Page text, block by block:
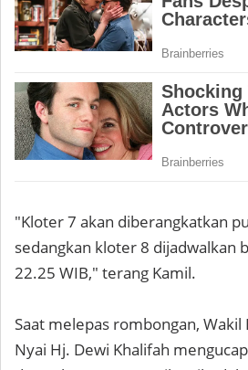
"Kloter 7 akan diberangkatkan
sedangkan kloter 8 dijadwalkan
22.25 WIB," terang Kamil.
Saat melepas rombongan,
Nyai Hj. Dewi Khalifah